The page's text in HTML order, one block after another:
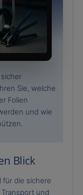
Sie, welche
Folien
und wie
Blick
für die sichere
und